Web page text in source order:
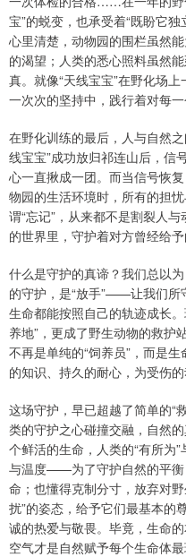
宝”的蜕变，也承受着“既盼它
心里清楚，动物园的围栏虽然
的渴望；人类的悉心照料虽然
真。就像“天线宝宝”在野化场
一次次的坚持中，践行着对每一
在野化训练的最后，人与自然
线宝宝”成功放归祁连山后，信
心一直揪成一团。而当信号恢
物园的生活环境时，所有的担
谓“忘记”，从来都不是割裂人
的世界里，守护着对方曾经给予
什么是守护的真谛？我们总以
的守护，是“放手”——让我们所
生命都能按照自己的轨迹成长
养地”，更成了野生动物的救护
不再是单纯的“饲养员”，而是
的知识、持久的耐心，为受伤的
这场守护，早已超越了简单的“
类的守护之心碰撞交融，自然
个鲜活的生命，人类的“有所为
与温度——为了守护自然的平衡
命；也懂得克制分寸，放弃对
扰”的姿态，给予它们最基本的
诚的热爱与敬畏。毕竟，生命
空气才是自然赋予每个生命体